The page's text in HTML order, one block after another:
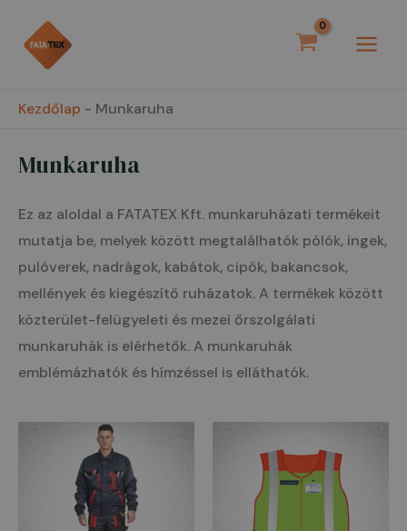
content
Kezdőlap - Munkaruha
Munkaruha
Ez az aloldal a FATATEX Kft. munkaruházati termékeit
mutatja be, melyek között megtalálhatók pólók, ingek,
pulóverek, nadrágok, kabátok, cipők, bakancsok,
mellények és kiegészítő ruházatok. A termékek között
közterület-felügyeleti és mezei őrszolgálati
munkaruhák is elérhetők. A munkaruhák
emblémázhatók és hímzéssel is elláthatók.